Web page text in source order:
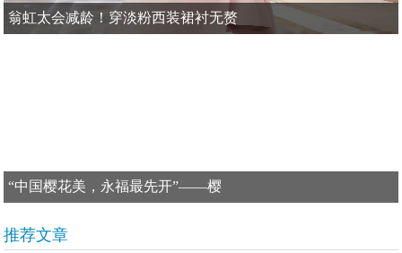
翁虹太会减龄！穿淡粉西装裙衬无赘
“中国樱花美，永福最先开”——樱
推荐文章